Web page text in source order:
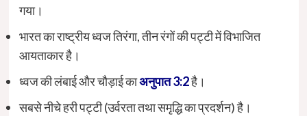
गया।
भारत का राष्ट्रीय ध्वज तिरंगा, तीन रंगों की पट्टी में विभाजित
आयताकार है।
ध्वज की लंबाई और चौड़ाई काअनुपात 3:2है।
सबसे नीचे हरी पट्टी (उर्वरता तथा समृद्धि का प्रदर्शन) है।